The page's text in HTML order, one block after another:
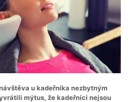
u kadeřníka nezbytným
mýtus, že kadeřníci nejsou